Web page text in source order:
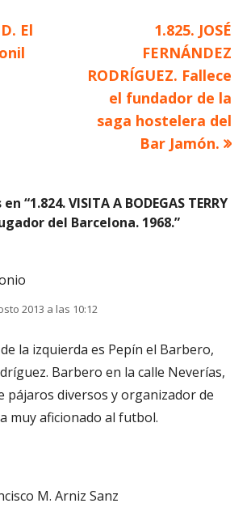
El
Artículo
siguiente
1.825. JOSÉ
FERNÁNDEZ
RODRÍGUEZ. Fallece
el fundador de la
saga hostelera del
Bar Jamón.
“1.824. VISITA A BODEGAS TERRY
del Barcelona. 1968.”
2013 a las 10:12
la izquierda es Pepín el Barbero,
Barbero en la calle Neverías,
pájaros diversos y organizador de
muy aficionado al futbol.
M. Arniz Sanz